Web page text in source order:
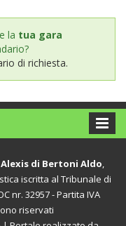
la tua gara
di richiesta.
di Bertoni Aldo
iscritta al Tribunale di
nr. 32957 - Partita IVA
riservati